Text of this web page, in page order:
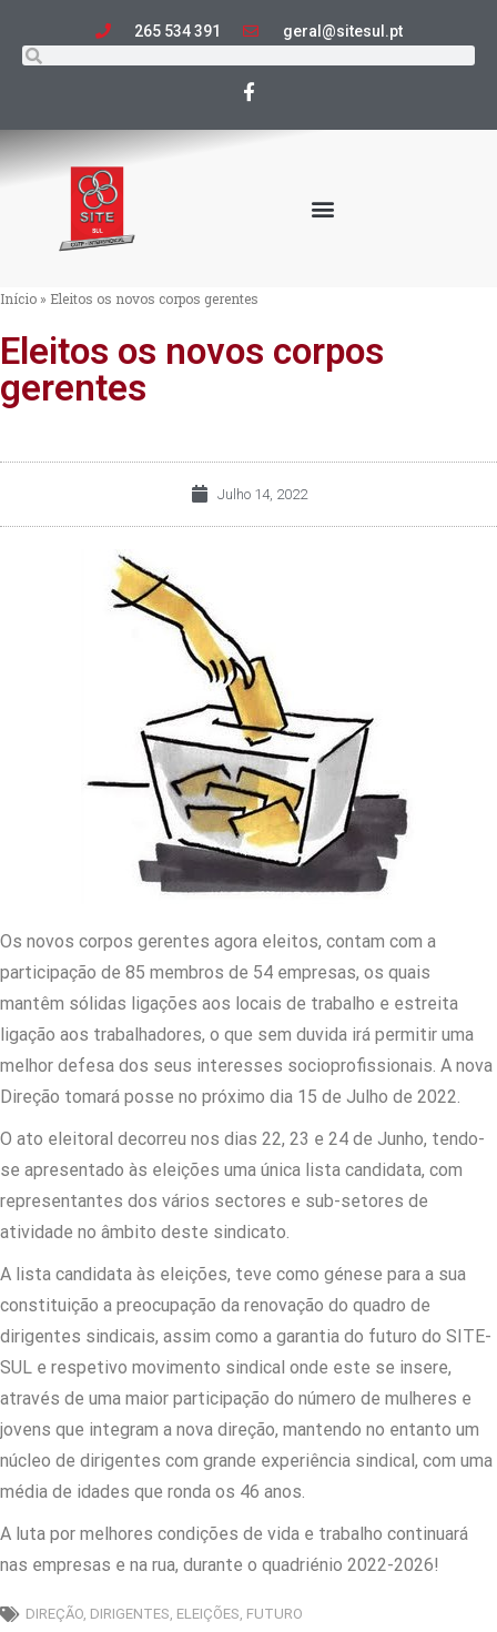
265 534 391 geral@sitesul.pt
Início » Eleitos os novos corpos gerentes
Eleitos os novos corpos
gerentes
Julho 14, 2022
Os novos corpos gerentes agora eleitos, contam com a
participação de 85 membros de 54 empresas, os quais
mantêm sólidas ligações aos locais de trabalho e estreita
ligação aos trabalhadores, o que sem duvida irá permitir uma
melhor defesa dos seus interesses socioprofissionais. A nova
Direção tomará posse no próximo dia 15 de Julho de 2022.
O ato eleitoral decorreu nos dias 22, 23 e 24 de Junho, tendo-
se apresentado às eleições uma única lista candidata, com
representantes dos vários sectores e sub-setores de
atividade no âmbito deste sindicato.
A lista candidata às eleições, teve como génese para a sua
constituição a preocupação da renovação do quadro de
dirigentes sindicais, assim como a garantia do futuro do SITE-
SUL e respetivo movimento sindical onde este se insere,
através de uma maior participação do número de mulheres e
jovens que integram a nova direção, mantendo no entanto um
núcleo de dirigentes com grande experiência sindical, com uma
média de idades que ronda os 46 anos.
A luta por melhores condições de vida e trabalho continuará
nas empresas e na rua, durante o quadriénio 2022-2026!
DIREÇÃO DIRIGENTES ELEIÇÕES FUTURO